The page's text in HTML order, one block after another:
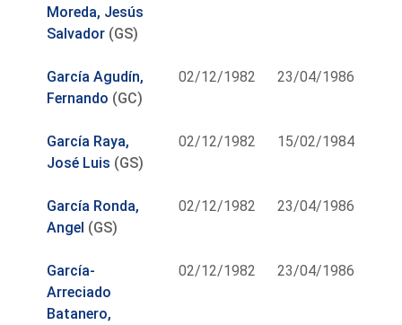
Moreda, Jesús
Salvador (GS)
García Agudín,
Fernando (GC)
02/12/1982 23/04/1986
García Raya,
José Luis (GS)
02/12/1982 15/02/1984
García Ronda,
Angel (GS)
02/12/1982 23/04/1986
García-
Arreciado
Batanero,
02/12/1982 23/04/1986